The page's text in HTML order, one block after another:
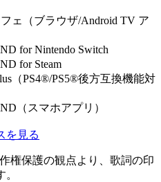
ェ（ブラウザ/Android TV ア
for Nintendo Switch
for Steam
（PS4®/PS5®後方互換機能対
（スマホアプリ）
を見る
権保護の観点より、歌詞の印